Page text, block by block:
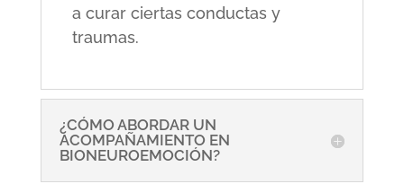
a curar ciertas conductas y
traumas.
¿CÓMO ABORDAR UN
ACOMPAÑAMIENTO EN
BIONEUROEMOCIÓN?